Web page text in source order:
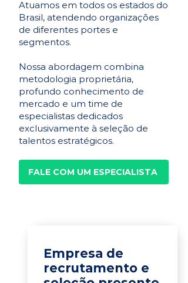
Atuamos em todos os estados do
Brasil, atendendo organizações
de diferentes portes e
segmentos.
Nossa abordagem combina
metodologia proprietária,
profundo conhecimento de
mercado e um time de
especialistas dedicados
exclusivamente à seleção de
talentos estratégicos.
FALE COM UM ESPECIALISTA
Empresa de
recrutamento e